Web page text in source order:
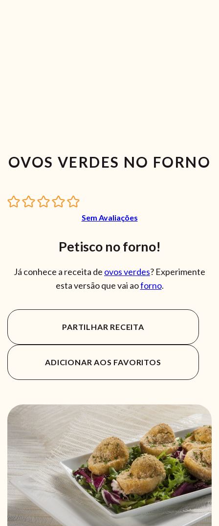
OVOS VERDES NO FORNO
Sem Avaliações
Petisco no forno!
Já conhece a receita de ovos verdes? Experimente
esta versão que vai aoforno.
PARTILHAR RECEITA
ADICIONAR AOS FAVORITOS